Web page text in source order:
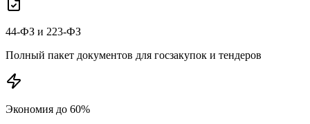
44-ФЗ и 223-ФЗ
Полный пакет документов для госзакупок и тендеров
Экономия до 60%